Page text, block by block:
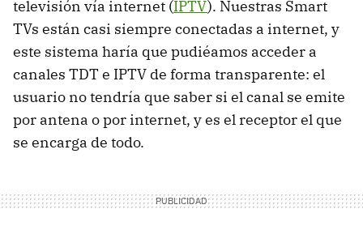
televisión vía internet (IPTV). Nuestras Smart
TVs están casi siempre conectadas a internet, y
este sistema haría que pudiéamos acceder a
canales TDT e IPTV de forma transparente: el
usuario no tendría que saber si el canal se emite
por antena o por internet, y es el receptor el que
se encarga de todo.